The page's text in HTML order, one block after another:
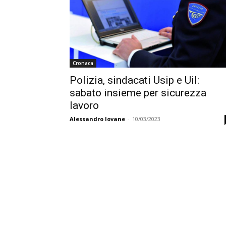
Cronaca
Polizia, sindacati Usip e Uil:
sabato insieme per sicurezza
lavoro
Alessandro Iovane - 10/03/2023